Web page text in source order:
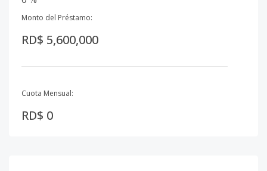
Monto del Préstamo:
RD$ 5,600,000
Cuota Mensual:
RD$ 0